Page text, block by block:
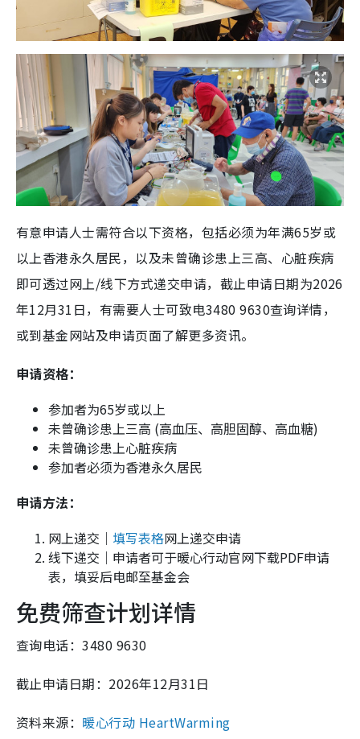
有意申请人士需符合以下资格，包括必须为年满65岁或
以上香港永久居民，以及未曾确诊患上三高、心脏疾病
即可透过网上/线下方式递交申请，截止申请日期为2026
年12月31日，有需要人士可致电3480 9630查询详情，
或到基金网站及申请页面了解更多资讯。
申请资格：
参加者为65岁或以上
未曾确诊患上三高 (高血压、高胆固醇、高血糖)
未曾确诊患上心脏疾病
参加者必须为香港永久居民
申请方法：
网上递交｜ 填写表格网上递交申请
线下递交｜申请者可于暖心行动官网下载PDF申请
表，填妥后电邮至基金会
免费筛查计划详情
查询电话：3480 9630
截止申请日期：2026年12月31日
资料来源： 暖心行动 HeartWarming